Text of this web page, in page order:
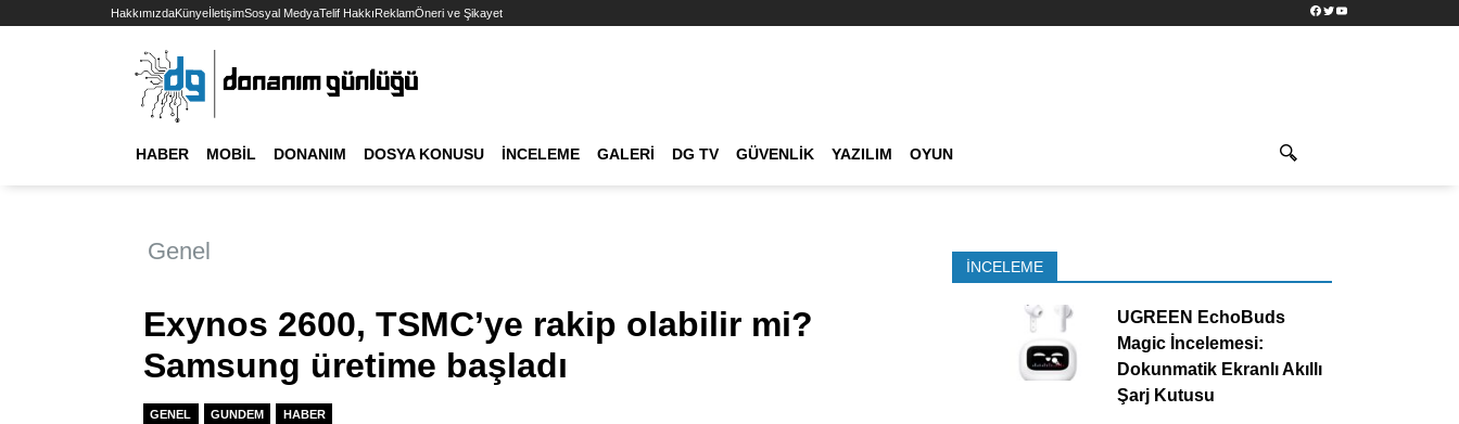
HakkımızdaKünyeİletişimSosyal MedyaTelif HakkıReklamÖneri ve Şikayet Facebook
TwitterYouTube
HABER MOBIL DONANIM DOSYA KONUSU İNCELEME GALERI DG TV GÜVENLIK YAZILIM OYUN
Genel
Exynos 2600, TSMC’ye rakip olabilir mi?
Samsung üretime başladı
GENEL GUNDEM HABER
İNCELEME
UGREEN EchoBuds
Magic İncelemesi:
Dokunmatik Ekranlı Akıllı
Şarj Kutusu